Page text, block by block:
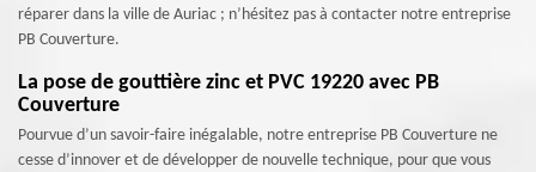
réparer dans la ville de Auriac ; n’hésitez pas à contacter notre entreprise
PB Couverture.
La pose de gouttière zinc et PVC 19220 avec PB
Couverture
Pourvue d’un savoir-faire inégalable, notre entreprise PB Couverture ne
cesse d’innover et de développer de nouvelle technique, pour que vous